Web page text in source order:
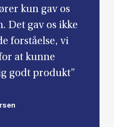
kun gav os
Det gav os ikke
forståelse, vi
at kunne
godt produkt”